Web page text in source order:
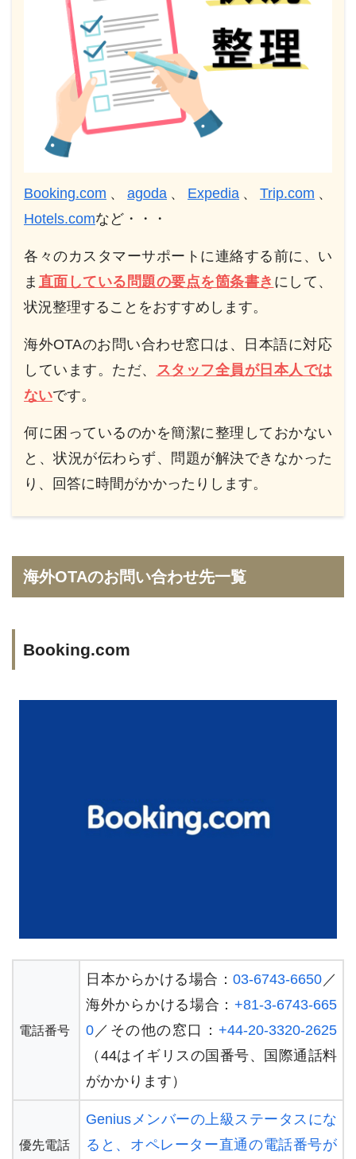
Booking.com 、 agoda 、 Expedia 、 Trip.com 、
Hotels.comなど・・・
各々のカスタマーサポートに連絡する前に、い
ま 直面している問題の要点を箇条書き にして、
状況整理することをおすすめします。
海外OTAのお問い合わせ窓口は、日本語に対応
しています。ただ、
スタッフ全員が日本人では
ないです。
何に困っているのかを簡潔に整理しておかない
と、状況が伝わらず、問題が解決できなかった
り、回答に時間がかかったりします。
海外OTAのお問い合わせ先一覧
Booking.com
電話番号
日本からかける場合：03-6743-6650 ／
海外からかける場合： +81-3-6743-665
0 ／その他の窓口： +44-20-3320-2625
（44はイギリスの国番号、国際通話料
がかかります）
優先電話
Geniusメンバーの上級ステータスにな
ると、オペレーター直通の電話番号が